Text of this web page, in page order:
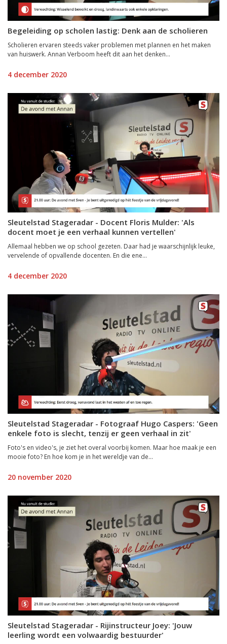
Begeleiding op scholen lastig: Denk aan de scholieren
Scholieren ervaren steeds vaker problemen met plannen en het maken
van huiswerk. Annan Verboom heeft dit aan het denken...
4 december 2020
Sleutelstad Stageradar - Docent Floris Mulder: 'Als
docent moet je een verhaal kunnen vertellen'
Allemaal hebben we op school gezeten. Daar had je waarschijnlijk leuke,
vervelende of opvallende docenten. En die ene...
4 december 2020
Sleutelstad Stageradar - Fotograaf Hugo Caspers: 'Geen
enkele foto is slecht, tenzij er geen verhaal in zit'
Foto's en video's, je ziet het overal voorbij komen. Maar hoe maak je een
mooie foto? En hoe kom je in het wereldje van de...
20 november 2020
Sleutelstad Stageradar - Rijinstructeur Joey: 'Jouw
leerling wordt een volwaardig bestuurder'